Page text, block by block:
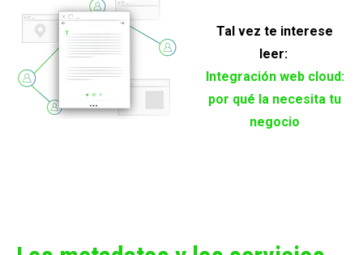
Tal vez te interese
leer:
Integración web cloud:
por qué la necesita tu
negocio